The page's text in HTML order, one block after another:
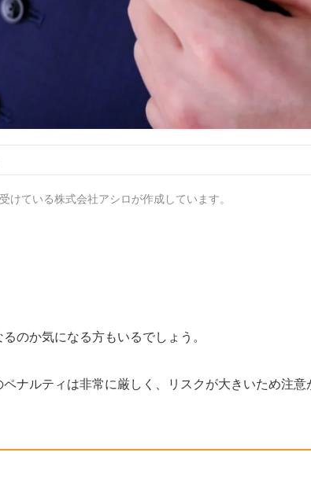
けている株式会社アシロが作成しています。
のか気になる方もいるでしょう。
ナルティは非常に厳しく、リスクが大きいため注意